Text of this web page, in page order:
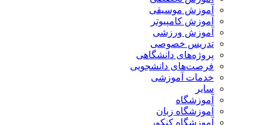
آموزش موسیقی
آموزش کامپیوتر
آموزش ورزشی
تدریس خصوصی
پروژه‌های دانشگاهی
فرصت‌های دانشجویی
خدمات آموزشی
سایر
آموزشگاه
آموزشگاه زبان
آموزشگاه کنکور